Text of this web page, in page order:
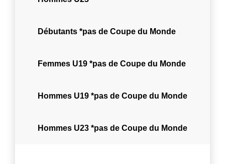
Débutants *pas de Coupe du Monde
Femmes U19 *pas de Coupe du Monde
Hommes U19 *pas de Coupe du Monde
Hommes U23 *pas de Coupe du Monde